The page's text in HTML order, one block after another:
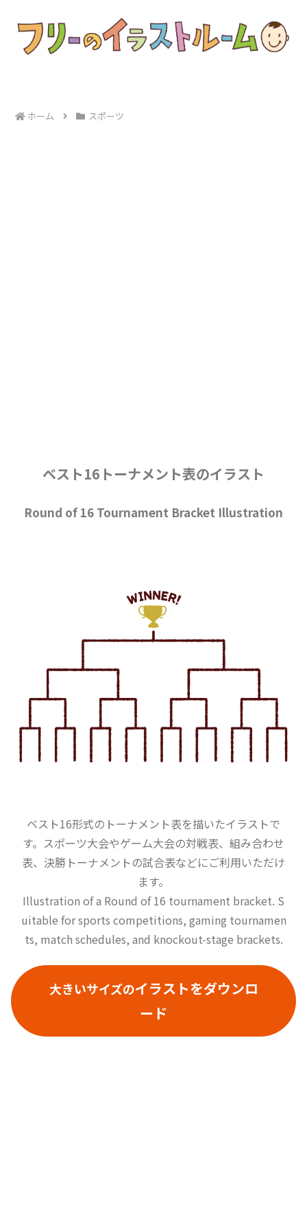
ホーム スポーツ
ベスト16トーナメント表のイラスト
Round of 16 Tournament Bracket Illustration
ベスト16形式のトーナメント表を描いたイラストで
す。スポーツ大会やゲーム大会の対戦表、組み合わせ
表、決勝トーナメントの試合表などにご利用いただけ
ます。
Illustration of a Round of 16 tournament bracket. S
uitable for sports competitions, gaming tournamen
ts, match schedules, and knockout-stage brackets.
大きいサイズのイラストをダウンロ
ード